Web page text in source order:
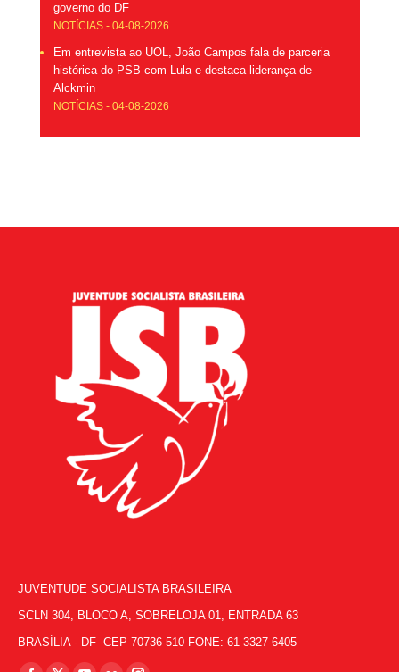
governo do DF
NOTÍCIAS - 04-08-2026
Em entrevista ao UOL, João Campos fala de parceria
histórica do PSB com Lula e destaca liderança de
Alckmin
NOTÍCIAS - 04-08-2026
JUVENTUDE SOCIALISTA BRASILEIRA
SCLN 304, BLOCO A, SOBRELOJA 01, ENTRADA 63
BRASÍLIA - DF -CEP 70736-510 FONE: 61 3327-6405
Encontre-nos em: